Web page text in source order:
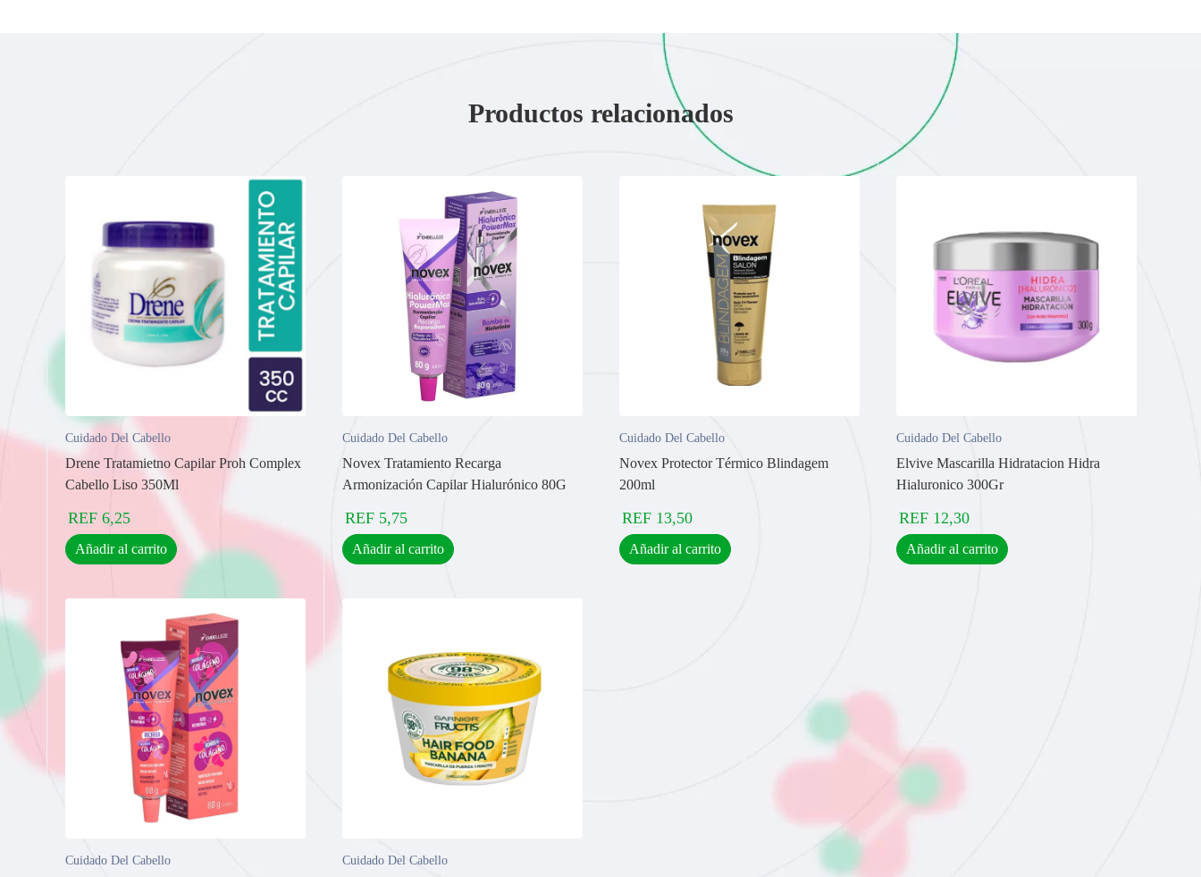
Productos relacionados
Cuidado Del Cabello
Drene Tratamietno Capilar Proh Complex
Cabello Liso 350Ml
REF 6,25
Añadir al carrito
Cuidado Del Cabello
Novex Tratamiento Recarga
Armonización Capilar Hialurónico 80G
REF 5,75
Añadir al carrito
Cuidado Del Cabello
Novex Protector Térmico Blindagem
200ml
REF 13,50
Añadir al carrito
Cuidado Del Cabello
Elvive Mascarilla Hidratacion Hidra
Hialuronico 300Gr
REF 12,30
Añadir al carrito
Cuidado Del Cabello Cuidado Del Cabello